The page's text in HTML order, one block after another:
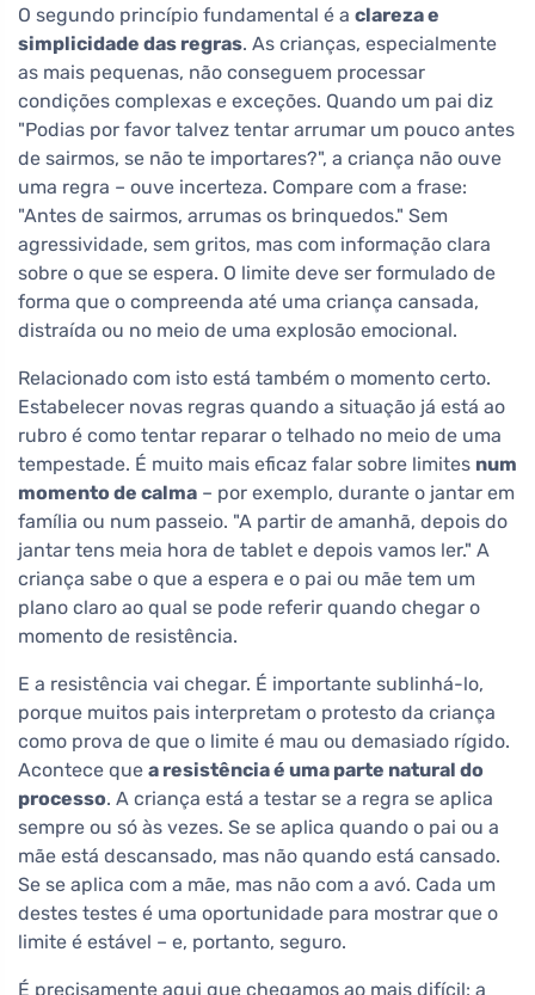
O segundo princípio fundamental é a clareza e
simplicidade das regras. As crianças, especialmente
as mais pequenas, não conseguem processar
condições complexas e exceções. Quando um pai diz
"Podias por favor talvez tentar arrumar um pouco antes
de sairmos, se não te importares?", a criança não ouve
uma regra – ouve incerteza. Compare com a frase:
"Antes de sairmos, arrumas os brinquedos." Sem
agressividade, sem gritos, mas com informação clara
sobre o que se espera. O limite deve ser formulado de
forma que o compreenda até uma criança cansada,
distraída ou no meio de uma explosão emocional.
Relacionado com isto está também o momento certo.
Estabelecer novas regras quando a situação já está ao
rubro é como tentar reparar o telhado no meio de uma
tempestade. É muito mais eficaz falar sobre limites num
momento de calma – por exemplo, durante o jantar em
família ou num passeio. "A partir de amanhã, depois do
jantar tens meia hora de tablet e depois vamos ler." A
criança sabe o que a espera e o pai ou mãe tem um
plano claro ao qual se pode referir quando chegar o
momento de resistência.
E a resistência vai chegar. É importante sublinhá-lo,
porque muitos pais interpretam o protesto da criança
como prova de que o limite é mau ou demasiado rígido.
Acontece que a resistência é uma parte natural do
processo. A criança está a testar se a regra se aplica
sempre ou só às vezes. Se se aplica quando o pai ou a
mãe está descansado, mas não quando está cansado.
Se se aplica com a mãe, mas não com a avó. Cada um
destes testes é uma oportunidade para mostrar que o
limite é estável – e, portanto, seguro.
É precisamente aqui que chegamos ao mais difícil: a